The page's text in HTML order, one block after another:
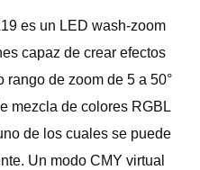
es un LED wash-zoom
capaz de crear efectos
de zoom de 5 a 50°
mezcla de colores RGBL
de los cuales se puede
Un modo CMY virtual